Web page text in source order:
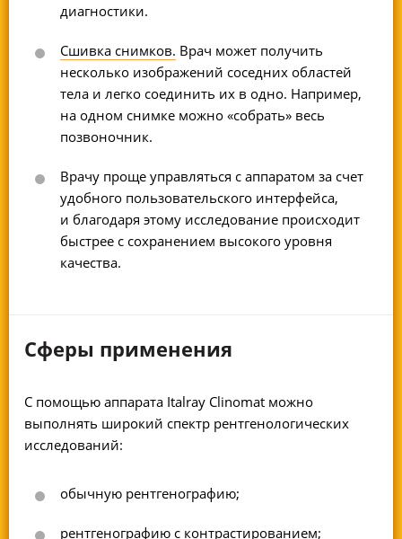
диагностики.
Сшивка снимков. Врач может получить
несколько изображений соседних областей
тела и легко соединить их в одно. Например,
на одном снимке можно «собрать» весь
позвоночник.
Врачу проще управляться с аппаратом за счет
удобного пользовательского интерфейса,
и благодаря этому исследование происходит
быстрее с сохранением высокого уровня
качества.
Сферы применения
С помощью аппарата Italray Clinomat можно
выполнять широкий спектр рентгенологических
исследований:
обычную рентгенографию;
рентгенографию с контрастированием;